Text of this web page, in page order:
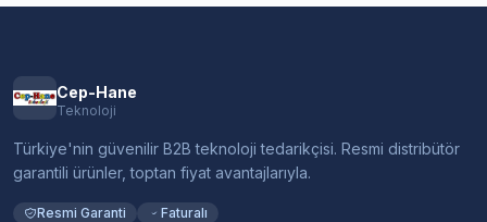
Cep-Hane
Teknoloji
Türkiye'nin güvenilir B2B teknoloji tedarikçisi. Resmi distribütör
garantili ürünler, toptan fiyat avantajlarıyla.
Resmi Garanti Faturalı